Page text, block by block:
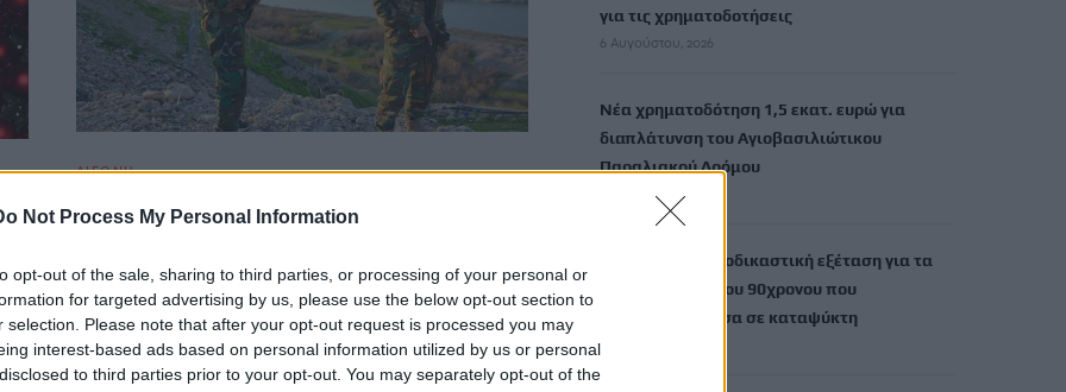
Not Process My Personal Information
opt-out of the sale, sharing to third parties, or processing of your personal or
for targeted advertising by us, please use the below opt-out section to
selection. Please note that after your opt-out request is processed you may
interest-based ads based on personal information utilized by us or personal
to third parties prior to your opt-out. You may separately opt-out of the
ΔΙΕΘΝΗ
Reuters: Το Ισραήλ βομβαρδίζει
στηρίξει Κούρδους που θέλουν να
καταλάβουν ιρανικά εδάφη
Οι αεροπορικές επιδρομές του Ισραήλ στο δυτικό Ιράν
γίνονται και για να υποστηρίξουν τους Κούρδους του Ιράν για
να καταλάβουν ιρανικές περιοχές κοντά στα…
για τις χρηματοδοτήσεις
6 Αυγούστου, 2026
Νέα χρηματοδότηση 1,5 εκατ. ευρώ για
διαπλάτυνση του Αγιοβασιλιώτικου
Παραλιακού Δρόμου
6 Αυγούστου, 2026
Τι δείχνει η ιατροδικαστική εξέταση για τα
αίτια θανάτου του 90χρονου που
εντοπίστηκε μέσα σε καταψύκτη
6 Αυγούστου, 2026